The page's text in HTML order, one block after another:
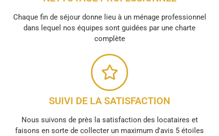
Chaque fin de séjour donne lieu à un ménage professionnel
dans lequel nos équipes sont guidées par une charte
complète
SUIVI DE LA SATISFACTION
Nous suivons de près la satisfaction des locataires et
faisons en sorte de collecter un maximum d'avis 5 étoiles